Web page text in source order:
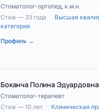
Стоматолог-ортопед, к.м.н.
Стаж — 33 года · Высшая
категория
Профиль →
Боканча Полина Эдуардовна
Стоматолог-терапевт
Стаж — 10 лет · Клиническая